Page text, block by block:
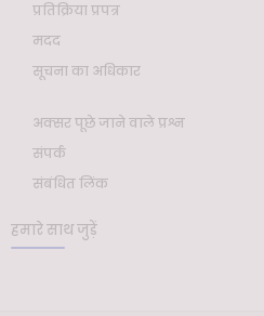
प्रतिक्रिया प्रपत्र
मदद
सूचना का अधिकार
अक्सर पूछे जाने वाले प्रश्न
संपर्क
संबंधित लिंक
हमारे साथ जुड़ें